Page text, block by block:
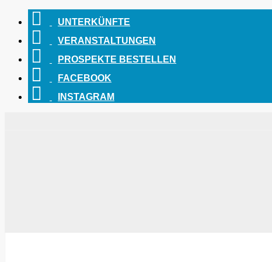
UNTERKÜNFTE
VERANSTALTUNGEN
PROSPEKTE BESTELLEN
FACEBOOK
INSTAGRAM